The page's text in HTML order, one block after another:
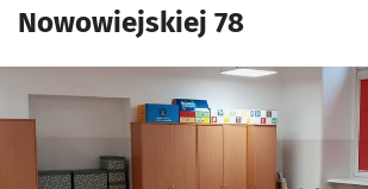
Nowowiejskiej 78
Kliknij, aby powiększyć